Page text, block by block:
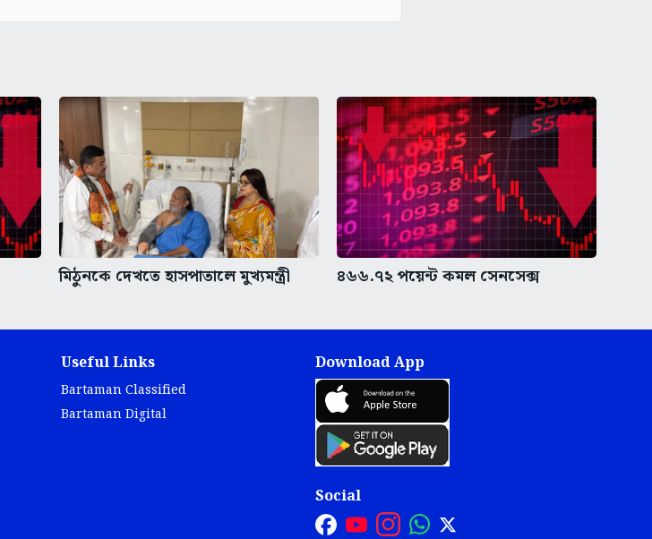
মিঠুনকে দেখতে হাসপাতালে মুখ্যমন্ত্রী ৪৬৬.৭২ পয়েন্ট কমল সেনসেক্স
Useful Links
Bartaman Classified
Bartaman Digital
Download App
Social